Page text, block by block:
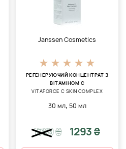
Janssen Cosmetics
РЕГЕНЕРУЮЧИЙ КОНЦЕНТРАТ З
ВІТАМІНОМ С
VITAFORCE C SKIN COMPLEX
30 мл, 50 мл
1789₴ 1293 ₴